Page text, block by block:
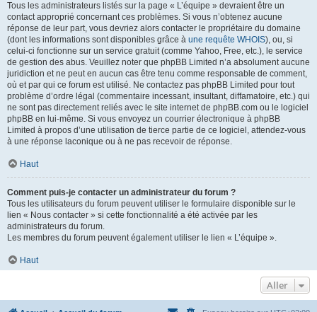
Tous les administrateurs listés sur la page « L’équipe » devraient être un
contact approprié concernant ces problèmes. Si vous n’obtenez aucune
réponse de leur part, vous devriez alors contacter le propriétaire du domaine
(dont les informations sont disponibles grâce à une requête WHOIS), ou, si
celui-ci fonctionne sur un service gratuit (comme Yahoo, Free, etc.), le service
de gestion des abus. Veuillez noter que phpBB Limited n’a absolument aucune
juridiction et ne peut en aucun cas être tenu comme responsable de comment,
où et par qui ce forum est utilisé. Ne contactez pas phpBB Limited pour tout
problème d’ordre légal (commentaire incessant, insultant, diffamatoire, etc.) qui
ne sont pas directement reliés avec le site internet de phpBB.com ou le logiciel
phpBB en lui-même. Si vous envoyez un courrier électronique à phpBB
Limited à propos d’une utilisation de tierce partie de ce logiciel, attendez-vous
à une réponse laconique ou à ne pas recevoir de réponse.
Haut
Comment puis-je contacter un administrateur du forum ?
Tous les utilisateurs du forum peuvent utiliser le formulaire disponible sur le
lien « Nous contacter » si cette fonctionnalité a été activée par les
administrateurs du forum.
Les membres du forum peuvent également utiliser le lien « L’équipe ».
Haut
Aller